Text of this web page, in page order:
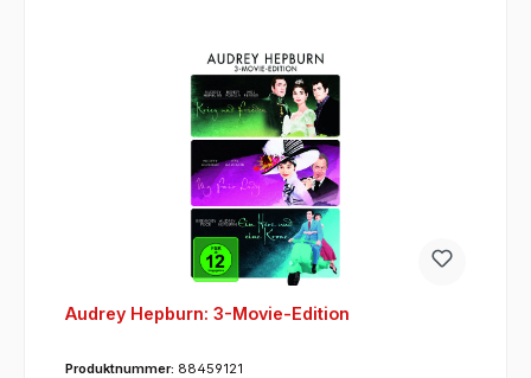
Audrey Hepburn: 3-Movie-Edition
Produktnummer: 88459121